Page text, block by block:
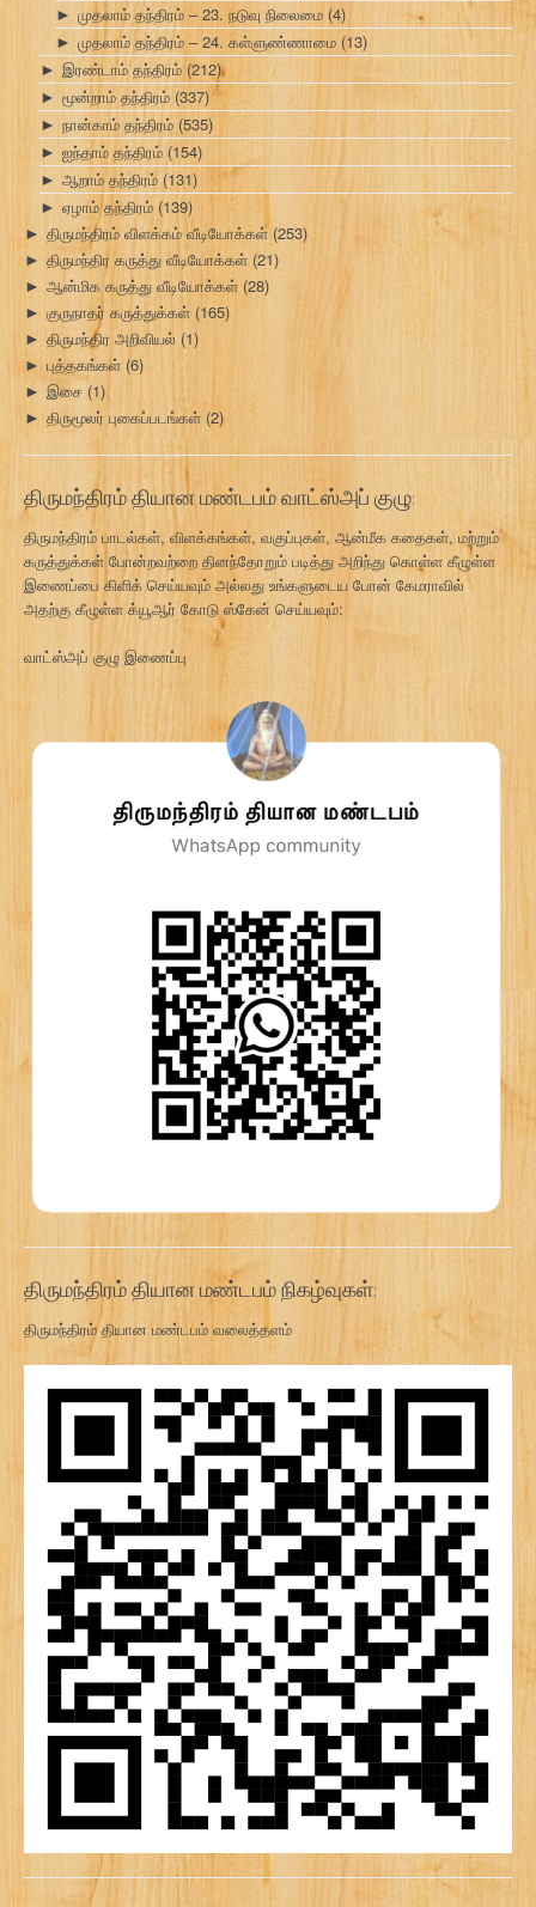
► முதலாம் தந்திரம் – 23. நடுவு நிலைமை (4)
► முதலாம் தந்திரம் – 24. கள்ளுண்ணாமை (13)
► இரண்டாம் தந்திரம் (212)
► மூன்றாம் தந்திரம் (337)
► நான்காம் தந்திரம் (535)
► ஐந்தாம் தந்திரம் (154)
► ஆறாம் தந்திரம் (131)
► ஏழாம் தந்திரம் (139)
► திருமந்திரம் விளக்கம் வீடியோக்கள்(253)
► திருமந்திர கருத்து வீடியோக்கள் (21)
► ஆன்மிக கருத்து வீடியோக்கள் (28)
► குருநாதர் கருத்துக்கள் (165)
► திருமந்திர அறிவியல் (1)
► புத்தகங்கள் (6)
► இசை (1)
► திருமூலர் புகைப்படங்கள் (2)
திருமந்திரம் தியான மண்டபம் வாட்ஸ்அப் குழு:
திருமந்திரம் பாடல்கள், விளக்கங்கள், வகுப்புகள், ஆன்மீக கதைகள், மற்றும்
கருத்துக்கள் போன்றவற்றை தினந்தோறும் படித்து அறிந்து கொள்ள கீழுள்ள
இணைப்பை கிளிக் செய்யவும் அல்லது உங்களுடைய போன் கேமராவில்
அதற்கு கீழுள்ள க்யூஆர் கோடு ஸ்கேன் செய்யவும்:
வாட்ஸ்அப் குழு இணைப்பு
திருமந்திரம் தியான மண்டபம் நிகழ்வுகள்:
திருமந்திரம் தியான மண்டபம் வலைத்தளம்